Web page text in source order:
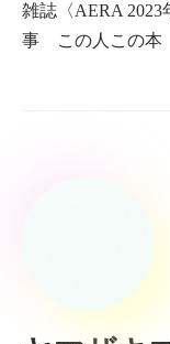
雑誌〈AERA
事 この人この本